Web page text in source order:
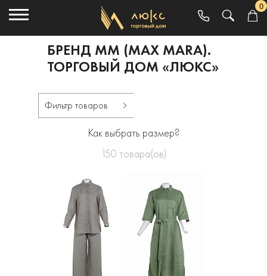
0
БРЕНД MM (MAX MARA).
ТОРГОВЫЙ ДОМ «ЛЮКС»
Фильтр товаров
Как выбрать размер?
150 товара(ов)